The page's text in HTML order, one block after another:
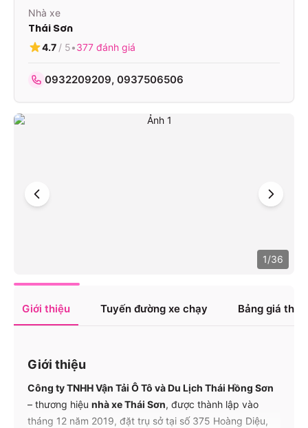
Nhà xe
Thái Sơn
4.7 / 5•377 đánh giá
0932209209, 0937506506
1/36
Giới thiệu Tuyến đường xe chạy Bảng giá
Giới thiệu
Công ty TNHH Vận Tải Ô Tô và Du Lịch Thái Hồng Sơn
– thương hiệu nhà xe Thái Sơn, được thành lập vào
tháng 12 năm 2019, đặt trụ sở tại số 375 Hoàng Diệu,